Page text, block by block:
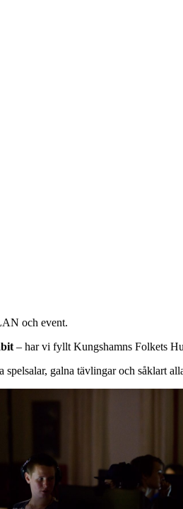
och event.
– har vi fyllt Kungshamns Folkets
galna tävlingar och såklart